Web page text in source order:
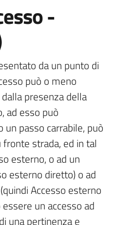
-
da un punto di
può o meno
presenza della
ad esso può
passo carrabile, può
strada, ed in tal
esterno, o ad un
esterno diretto) o ad
Accesso esterno
un accesso ad
una pertinenza e